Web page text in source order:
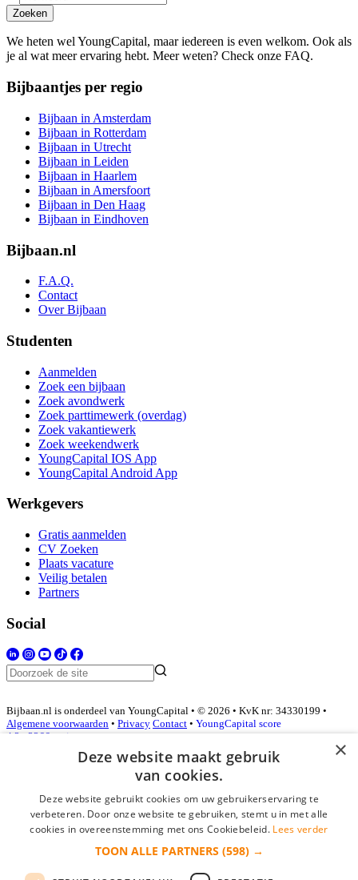
Zoeken
We heten wel YoungCapital, maar iedereen is even welkom. Ook als
je al wat meer ervaring hebt. Meer weten? Check onze FAQ.
Bijbaantjes per regio
Bijbaan in Amsterdam
Bijbaan in Rotterdam
Bijbaan in Utrecht
Bijbaan in Leiden
Bijbaan in Haarlem
Bijbaan in Amersfoort
Bijbaan in Den Haag
Bijbaan in Eindhoven
Bijbaan.nl
F.A.Q.
Contact
Over Bijbaan
Studenten
Aanmelden
Zoek een bijbaan
Zoek avondwerk
Zoek parttimewerk (overdag)
Zoek vakantiewerk
Zoek weekendwerk
YoungCapital IOS App
YoungCapital Android App
Werkgevers
Gratis aanmelden
CV Zoeken
Plaats vacature
Veilig betalen
Partners
Social
Bijbaan.nl is onderdeel van YoungCapital • © 2026 • KvK nr: 34330199 •
Algemene voorwaarden • Privacy Contact • YoungCapital score
4.3 - 3366 reviews
Inloggen als bedrijf
*
×
Deze website maakt gebruik
van cookies.
Deze website gebruikt cookies om uw gebruikerservaring te
verbeteren. Door onze website te gebruiken, stemt u in met alle
cookies in overeenstemming met ons Cookiebeleid. Lees verder
TOON ALLE PARTNERS (598) →